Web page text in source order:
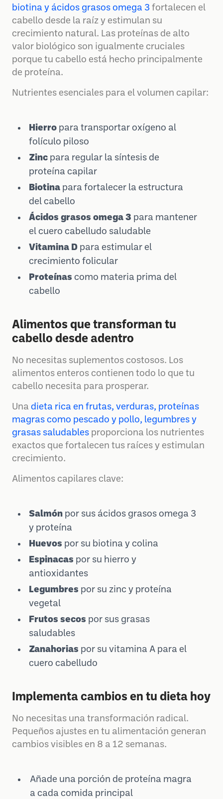
biotina y ácidos grasos omega 3 fortalecen el
cabello desde la raíz y estimulan su
crecimiento natural. Las proteínas de alto
valor biológico son igualmente cruciales
porque tu cabello está hecho principalmente
de proteína.
Nutrientes esenciales para el volumen capilar:
Hierro para transportar oxígeno al
folículo piloso
Zinc para regular la síntesis de
proteína capilar
Biotina para fortalecer la estructura
del cabello
Ácidos grasos omega 3 para mantener
el cuero cabelludo saludable
Vitamina D para estimular el
crecimiento folicular
Proteínas como materia prima del
cabello
Alimentos que transforman tu
cabello desde adentro
No necesitas suplementos costosos. Los
alimentos enteros contienen todo lo que tu
cabello necesita para prosperar.
Una dieta rica en frutas, verduras, proteínas
magras como pescado y pollo, legumbres y
grasas saludables proporciona los nutrientes
exactos que fortalecen tus raíces y estimulan
crecimiento.
Alimentos capilares clave:
Salmón por sus ácidos grasos omega 3
y proteína
Huevos por su biotina y colina
Espinacas por su hierro y
antioxidantes
Legumbres por su zinc y proteína
vegetal
Frutos secos por sus grasas
saludables
Zanahorias por su vitamina A para el
cuero cabelludo
Implementa cambios en tu dieta hoy
No necesitas una transformación radical.
Pequeños ajustes en tu alimentación generan
cambios visibles en 8 a 12 semanas.
Añade una porción de proteína magra
a cada comida principal